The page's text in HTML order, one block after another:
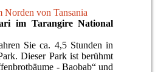
Norden von Tansania
im Tarangire National
Sie ca. 4,5 Stunden in
Dieser Park ist berühmt
- Baobab“ und